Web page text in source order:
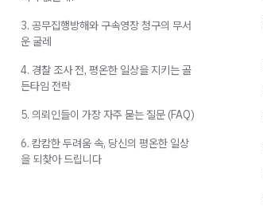
3. 공무집행방해와 구속영장 청구의 무서
운 굴레
4. 경찰 조사 전, 평온한 일상을 지키는 골
든타임 전략
5. 의뢰인들이 가장 자주 묻는 질문 (FAQ)
6. 캄캄한 두려움 속, 당신의 평온한 일상
을 되찾아 드립니다